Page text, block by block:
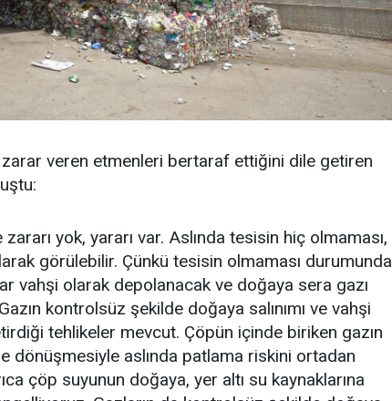
veren etmenleri bertaraf ettiğini dile getiren
yok, yararı var. Aslında tesisin hiç olmaması,
görülebilir. Çünkü tesisin olmaması durumunda
vahşi olarak depolanacak ve doğaya sera gazı
Gazın kontrolsüz şekilde doğaya salınımı ve vahşi
tehlikeler mevcut. Çöpün içinde biriken gazın
dönüşmesiyle aslında patlama riskini ortadan
çöp suyunun doğaya, yer altı su kaynaklarına